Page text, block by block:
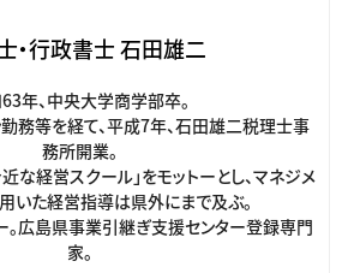
・行政書士 石田雄二
年、中央大学商学部卒。
務等を経て、平成7年、石田雄二税理士事
務所開業。
な経営スクール」をモットーとし、マネジメ
いた経営指導は県外にまで及ぶ。
。広島県事業引継ぎ支援センター登録専門
家。